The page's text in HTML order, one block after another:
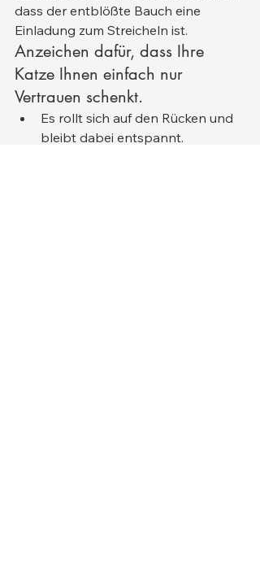
dass der entblößte Bauch eine
Einladung zum Streicheln ist.
Anzeichen dafür, dass Ihre
Katze Ihnen einfach nur
Vertrauen schenkt.
Es rollt sich auf den Rücken und
bleibt dabei entspannt.